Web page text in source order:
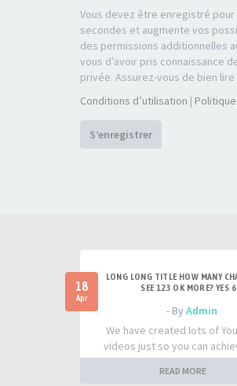
Vous devez être enregistré pour
secondes et augmente vos
des permissions additionnelles
vous d’avoir pris connaissance
privée. Assurez-vous de bien
Conditions d’utilisation |
S’enregistrer
18
Apr
LONG LONG TITLE HOW MANY
SEE 123 OK MORE? YES
- ByAdmin
We have created lots of
videos just so you can
READ MORE